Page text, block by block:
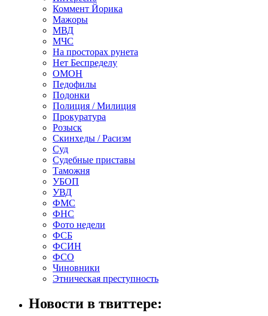
Коммент Йорика
Мажоры
МВД
МЧС
На просторах рунета
Нет Беспределу
ОМОН
Педофилы
Подонки
Полиция / Милиция
Прокуратура
Розыск
Скинхеды / Расизм
Суд
Судебные приставы
Таможня
УБОП
УВД
ФМС
ФНС
Фото недели
ФСБ
ФСИН
ФСО
Чиновники
Этническая преступность
Новости в твиттере: